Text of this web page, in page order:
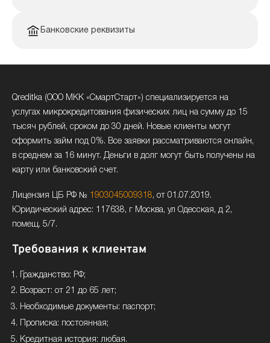
Банковские реквизиты
Qreditka (ООО МКК «СмартСтарт») специализируется на
услугах микрокредитования физических лиц на сумму до 15
тысяч рублей, сроком до 30 дней. Новые клиенты могут
оформить займ под 0%. Все заявки рассматриваются онлайн,
в среднем за 16 минут. Деньги в долг могут быть получены на
карту или банковский счет.
Лицензия ЦБ РФ № 1903045009318, от 01.07.2019.
Юридический адрес: 117638, г Москва, ул Одесская, д 2,
помещ. 5/7.
Требования к клиентам
Гражданство: РФ;
Возраст: от 21 до 65 лет;
Необходимые документы: паспорт;
Прописка: постоянная;
Кредитная история: любая.